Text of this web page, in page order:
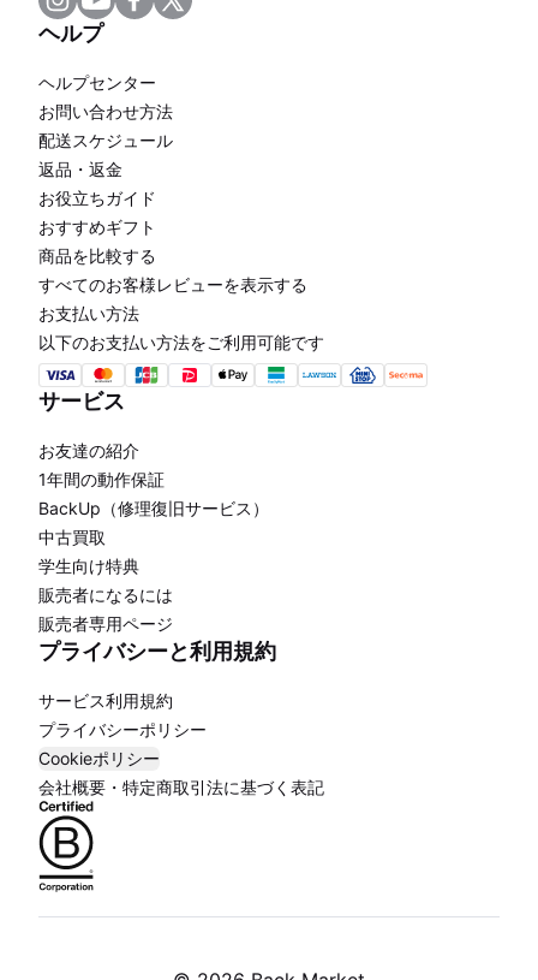
ヘルプ
ヘルプセンター
お問い合わせ方法
配送スケジュール
返品・返金
お役立ちガイド
おすすめギフト
商品を比較する
すべてのお客様レビューを表示する
お支払い方法
以下のお支払い方法をご利用可能です
サービス
お友達の紹介
1年間の動作保証
BackUp（修理復旧サービス）
中古買取
学生向け特典
販売者になるには
販売者専用ページ
プライバシーと利用規約
サービス利用規約
プライバシーポリシー
Cookieポリシー
会社概要・特定商取引法に基づく表記